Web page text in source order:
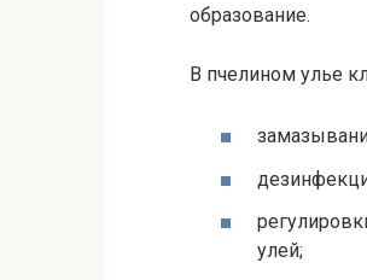
образование.
В пчелином улье
улей;